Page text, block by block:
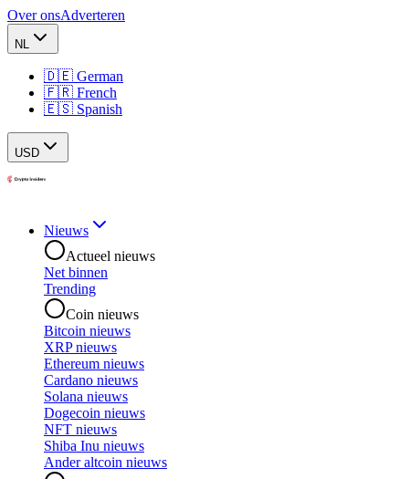
Over onsAdverteren
NL
🇩🇪 German
🇫🇷 French
🇪🇸 Spanish
USD
Nieuws
Actueel nieuws
Net binnen
Trending
Coin nieuws
Bitcoin nieuws
XRP nieuws
Ethereum nieuws
Cardano nieuws
Solana nieuws
Dogecoin nieuws
NFT nieuws
Shiba Inu nieuws
Ander altcoin nieuws